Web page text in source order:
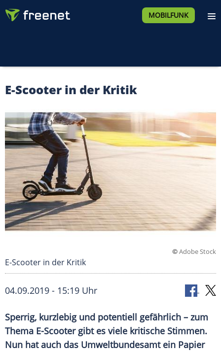
MOBILFUNK
E-Scooter in der Kritik
©Adobe Stock
E-Scooter in der Kritik
04.09.2019 - 15:19 Uhr
Sperrig, kurzlebig und potentiell gefährlich – zum
Thema E-Scooter gibt es viele kritische Stimmen.
Nun hat auch das Umweltbundesamtein Papier